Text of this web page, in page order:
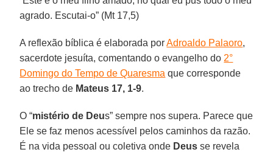
agrado. Escutai-o” (Mt 17,5)
A reflexão bíblica é elaborada porAdroaldo Palaoro,
sacerdote jesuíta, comentando o evangelho do 2°
Domingo do Tempo de Quaresma que corresponde
ao trecho de Mateus 17, 1-9.
O “mistério de Deus” sempre nos supera. Parece que
Ele se faz menos acessível pelos caminhos da razão.
É na vida pessoal ou coletiva onde Deus se revela